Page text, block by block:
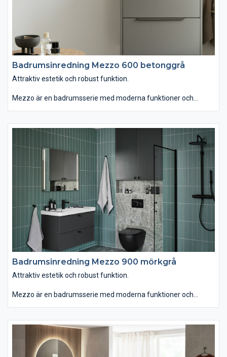
Badrumsinredning Mezzo 600 betonggrå
Attraktiv estetik och robust funktion.
Mezzo är en badrumsserie med moderna funktioner och
än vanligt. Om du istället väljer det ovanpåliggande tvättstället
Soprano i det stenliknande, slitstarka och lättskötta materialet
Solid Surface får serien ett annat uttryck. Kommoden finns
med eller utan inramning. Passar dig som vill ha ett badrum
som kombinerar attraktiv estetik med robust funktion."
Badrumsinredning Mezzo 900 mörkgrå
Attraktiv estetik och robust funktion.
Mezzo är en badrumsserie med moderna funktioner och
än vanligt. Om du istället väljer det ovanpåliggande tvättstället
Soprano i det stenliknande, slitstarka och lättskötta materialet
Solid Surface får serien ett annat uttryck. Kommoden finns
med eller utan inramning. Passar dig som vill ha ett badrum